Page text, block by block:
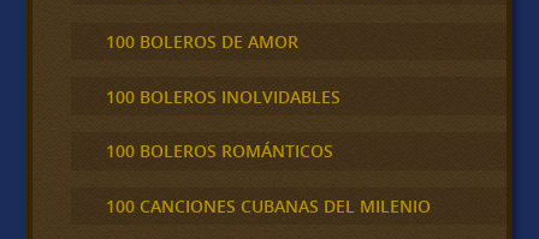
100 BOLEROS DE AMOR
100 BOLEROS INOLVIDABLES
100 BOLEROS ROMÁNTICOS
100 CANCIONES CUBANAS DEL MILENIO